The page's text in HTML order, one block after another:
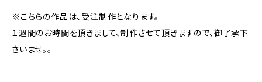
※こちらの作品は、受注制作となります。
１週間のお時間を頂きまして、制作させて頂きますので、御了承下
さいませ。。